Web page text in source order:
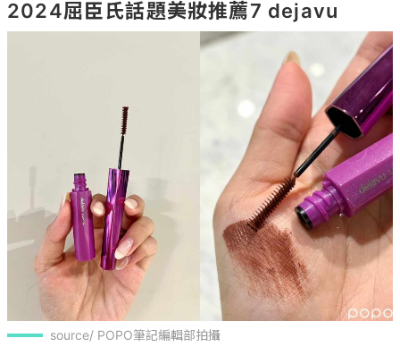
2024屈臣氏話題美妝推薦7 dejavu
source/ POPO筆記編輯部拍攝